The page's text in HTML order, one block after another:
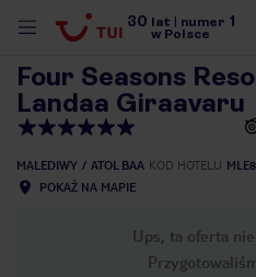
30 lat numer 1
w Polsce
Four Seasons
Landaa Giraavaru
MALEDIWY ATOL BAA KOD HOTELU
POKAŻ NA MAPIE
Ups, ta oferta